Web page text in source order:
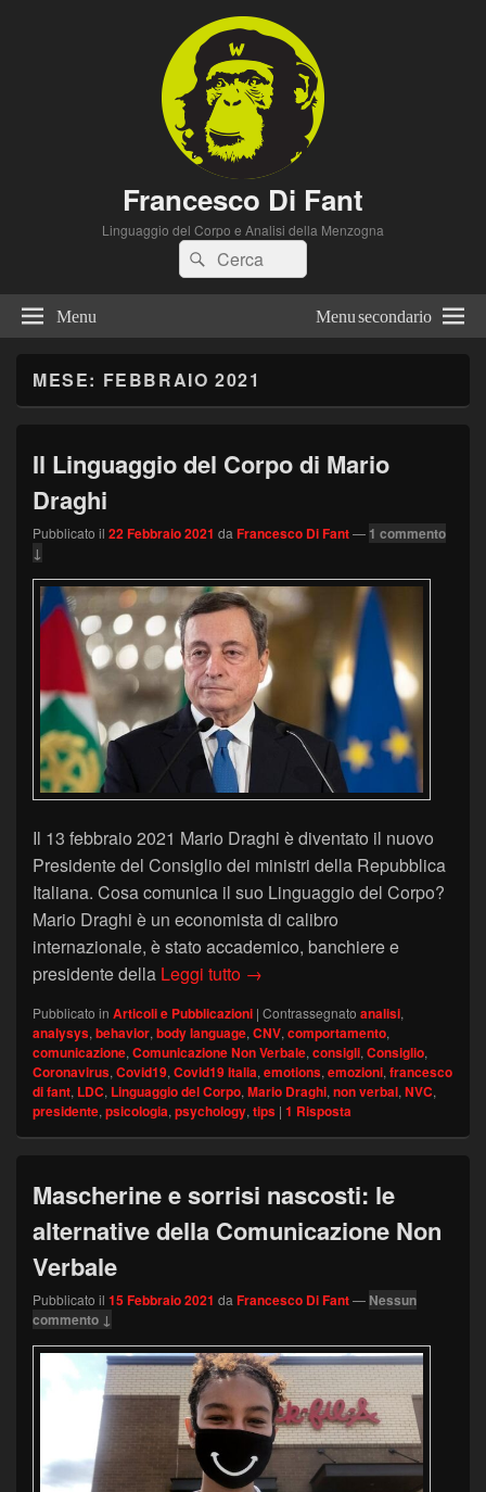
Francesco Di Fant
Linguaggio del Corpo e Analisi della Menzogna
Cerca:Cerca
Menu Menu secondario
MESE: FEBBRAIO 2021
Il Linguaggio del Corpo di Mario
Draghi
Pubblicato il 22 Febbraio 2021 da Francesco Di Fant— 1 commento
↓
Il 13 febbraio 2021 Mario Draghi è diventato il nuovo
Presidente del Consiglio dei ministri della Repubblica
Italiana. Cosa comunica il suo Linguaggio del Corpo?
Mario Draghi è un economista di calibro
internazionale, è stato accademico, banchiere e
presidente della Leggi tutto Il Linguaggio del Corpo di
→
Pubblicato in Articoli e Pubblicazioni | Contrassegnato analisi,
analysys, behavior, body language, CNV, comportamento,
comunicazione, Comunicazione Non Verbale, consigli, Consiglio,
Coronavirus, Covid19, Covid19 Italia, emotions, emozioni, francesco
di fant, LDC, Linguaggio del Corpo, Mario Draghi, non verbal, NVC,
presidente, psicologia, psychology, tips | 1 Risposta
Mascherine e sorrisi nascosti: le
alternative della Comunicazione Non
Verbale
Pubblicato il 15 Febbraio 2021 da Francesco Di Fant— Nessun
commento ↓